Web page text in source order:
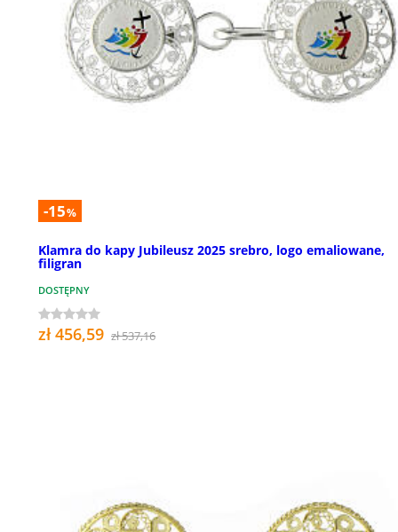
-15%
Klamra do kapy Jubileusz 2025 srebro, logo emaliowane,
filigran
DOSTĘPNY
zł 456,59 zł 537,16